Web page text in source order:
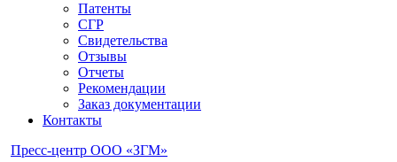
Патенты
СГР
Свидетельства
Отзывы
Отчеты
Рекомендации
Заказ документации
Контакты
Пресс-центр ООО «ЗГМ»